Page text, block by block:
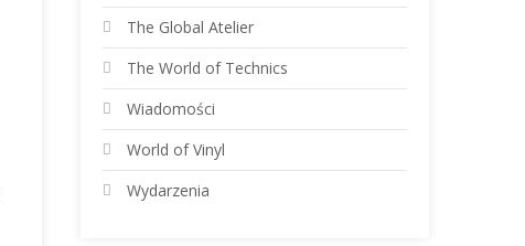
The Global Atelier
The World of Technics
Wiadomości
World of Vinyl
Wydarzenia